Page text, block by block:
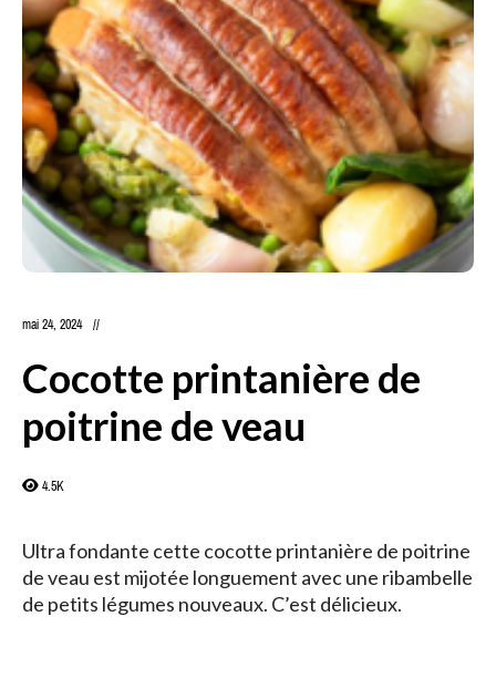
mai 24, 2024
Cocotte printanière de
poitrine de veau
4.5K
Ultra fondante cette cocotte printanière de poitrine
de veau est mijotée longuement avec une ribambelle
de petits légumes nouveaux. C’est délicieux.